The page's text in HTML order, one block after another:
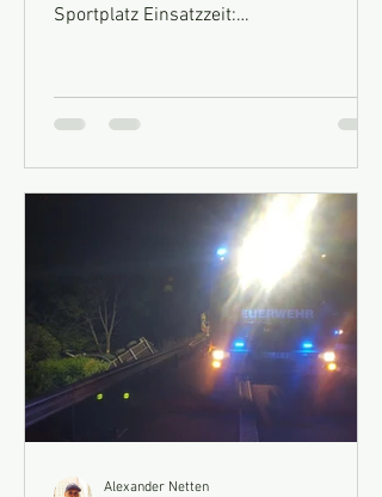
Sportplatz Einsatzzeit:
Alexander Netten